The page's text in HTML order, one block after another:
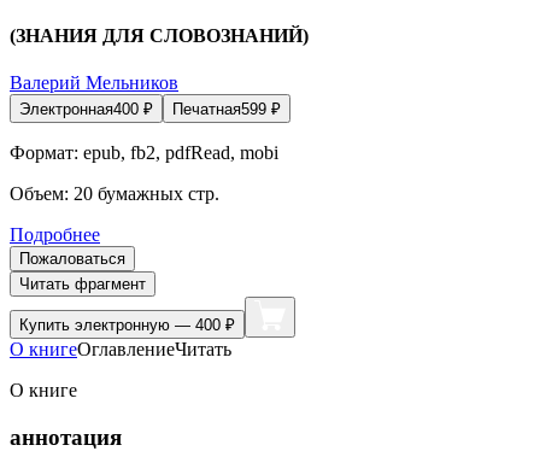
(ЗНАНИЯ ДЛЯ СЛОВОЗНАНИЙ)
Валерий Мельников
Электронная400 ₽ Печатная599 ₽
Формат: epub, fb2, pdfRead, mobi
Объем: 20 бумажных стр.
Подробнее
Пожаловаться
Читать фрагмент
Купить электронную — 400 ₽
О книгеОглавлениеЧитать
О книге
аннотация